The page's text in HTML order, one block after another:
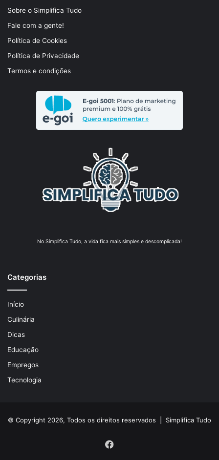
Sobre o Simplifica Tudo
Fale com a gente!
Política de Cookies
Política de Privacidade
Termos e condições
No Simplifica Tudo, a vida fica mais simples e descomplicada!
Categorias
Início
Culinária
Dicas
Educação
Empregos
Tecnologia
© Copyright 2026, Todos os direitos reservados | Simplifica Tudo